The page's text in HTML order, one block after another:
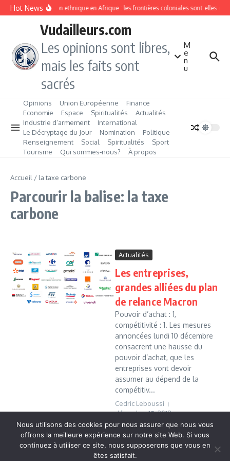
Aller au contenu
Hot NewsDivision ethnique en Afrique : les frontières coloniales sont‑elles
Vudailleurs.com
Les opinions sont libres,
mais les faits sont
sacrés
M
e
n
u
Opinions Union Européenne
Finance
Economie
Espace Spiritualités
Actualités
Industrie d’armement
International
Le Décryptage du Jour
Nomination
Politique
Renseignement
Social Spiritualités
Sport
Tourisme
Qui sommes‑nous? À propos
Accueil / la taxe carbone
Parcourir la balise: la taxe
carbone
Actualités
Les entreprises,
grandes alliées du plan
de relance Macron
Pouvoir d’achat : 1,
compétitivité : 1. Les mesures
annoncées lundi 10 décembre
consacrent une hausse du
pouvoir d’achat, que les
entreprises vont devoir
assumer au dépend de la
compétitiv...
Cedric Leboussi
décembre 15, 2018
Read More
Nous utilisons des cookies pour nous assurer que nous vous
offrons la meilleure expérience sur notre site Web. Si vous
continuez à utiliser ce site, nous supposerons que vous en
êtes satisfait.